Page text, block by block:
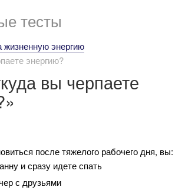
тесты
жизненную энергию
энергию?
вы черпаете
после тяжелого рабочего дня, вы:
и сразу идете спать
с друзьями